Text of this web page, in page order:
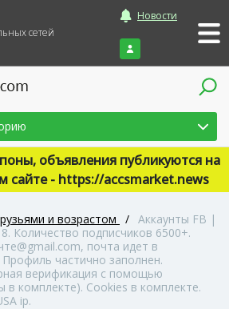
сетей
Новости
Войти
объявления публикуются на
сайте - https://accsmarket.news
и возрастом / Аккаунты FB |
Количество подписчиков 6500+.
почта идет в
частично заполнен.
верификация с помощью
в комплекте). Сookies в комплекте.
ip.